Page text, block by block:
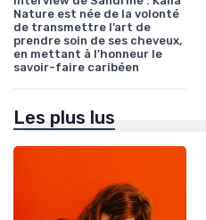
Nature est née de la volonté
de transmettre l’art de
prendre soin de ses cheveux,
en mettant à l’honneur le
savoir-faire caribéen
Les plus lus